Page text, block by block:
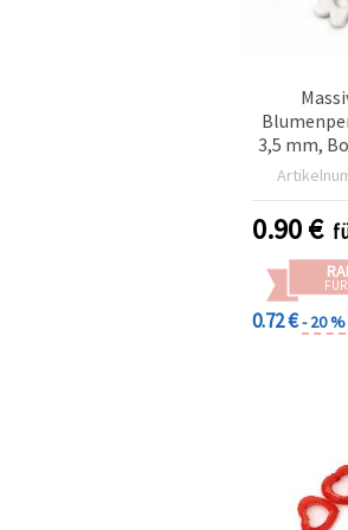
3,5 mm,
Weiß –
&
0.90€
0.72 €- 20 %